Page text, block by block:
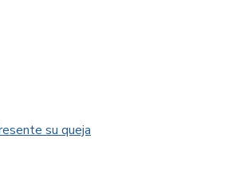
su queja